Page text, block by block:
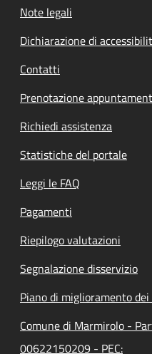
Note legali
Dichiarazione di
Contatti
Prenotazione
Richiedi assistenza
Statistiche del portale
Leggi le FAQ
Pagamenti
Riepilogo valutazioni
Segnalazione disservizio
Piano di miglioramento
Comune di Marmirolo -
00622150209 - PEC: